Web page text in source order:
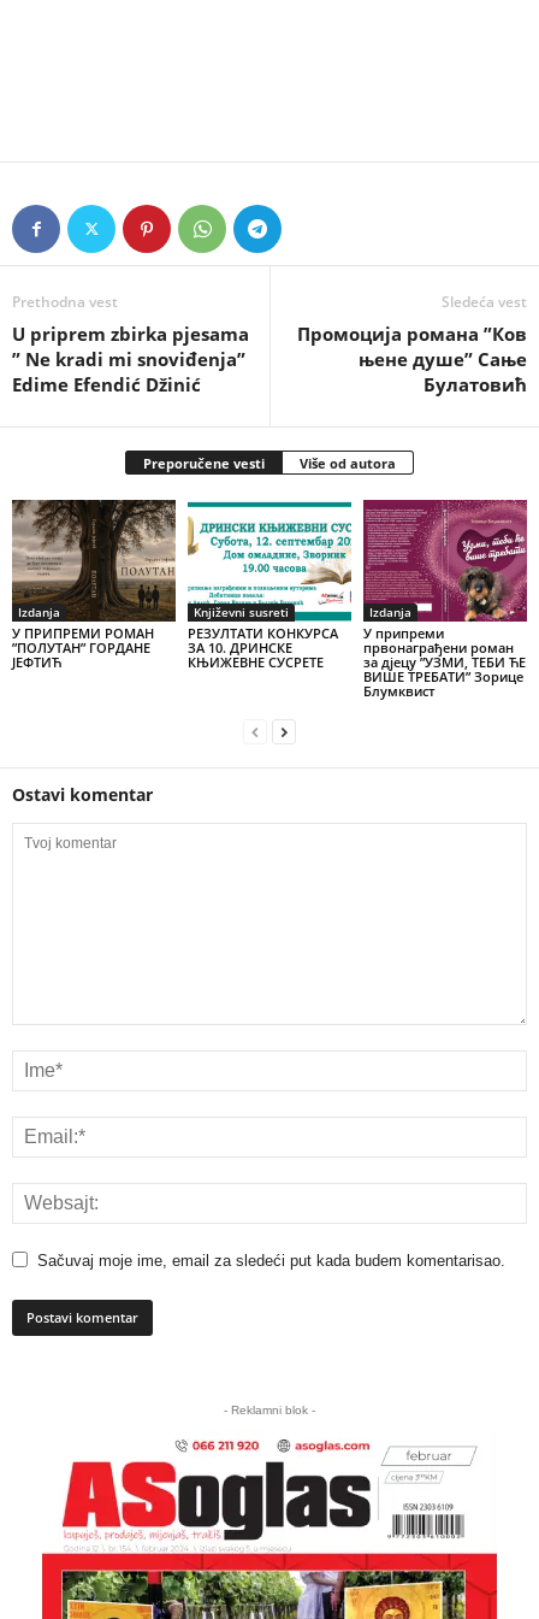
Prethodna vest
U priprem zbirka pjesama
” Ne kradi mi snoviđenja”
Edime Efendić Džinić
Sledeća vest
Промоција романа ”Ков
њене душе” Сање
Булатовић
Preporučene vesti Više od autora
Izdanja
У ПРИПРЕМИ РОМАН
”ПОЛУТАН” ГОРДАНЕ
ЈЕФТИЋ
Književni susreti
РЕЗУЛТАТИ КОНКУРСА
ЗА 10. ДРИНСКЕ
КЊИЖЕВНЕ СУСРЕТЕ
Izdanja
У припреми
првонаграђени роман
за дјецу ”УЗМИ, ТЕБИ ЋЕ
ВИШЕ ТРЕБАТИ” Зорице
Блумквист
Ostavi komentar
Sačuvaj moje ime, email za sledeći put kada budem komentarisao.
- Reklamni blok -